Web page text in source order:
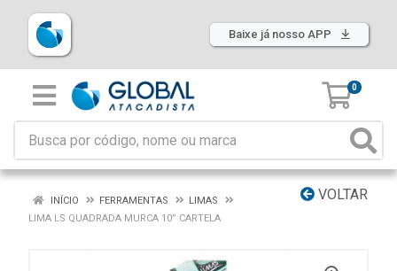
Baixe já nosso APP
0
VOLTAR
INÍCIO FERRAMENTAS
LIMAS
LIMA LS QUADRADA MURCA 10” CARTELA